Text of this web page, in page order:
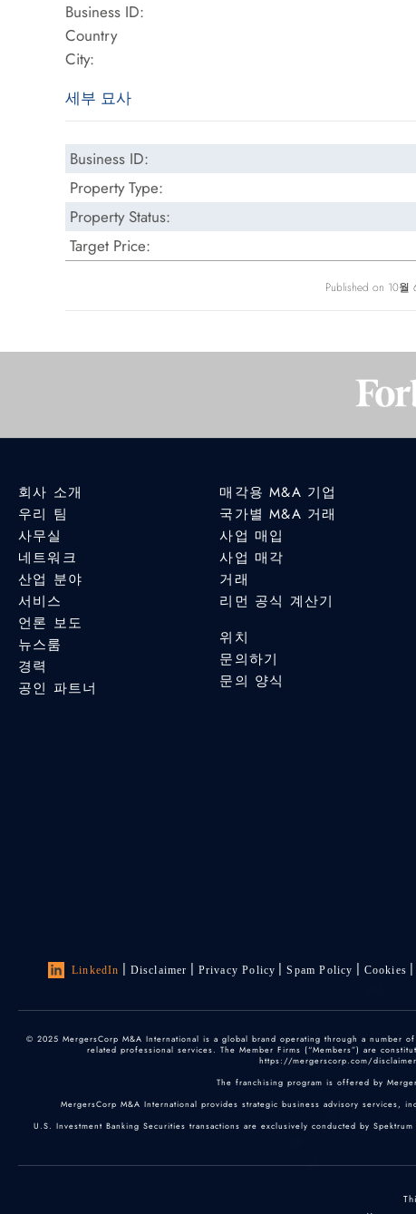
Business ID:
Country
City:
세부 묘사
Business ID:
Property Type:
Property Status:
Target Price:
Published on 10
회사 소개
우리 팀
사무실
네트워크
산업 분야
서비스
언론 보도
뉴스룸
경력
공인 파트너
매각용 M&A 기업
국가별 M&A 거래
사업 매입
사업 매각
거래
리먼 공식 계산기
위치
문의하기
문의 양식
LinkedIn Disclaimer Privacy Policy Spam Policy Cookies
© 2025 MergersCorp M&A International is a global brand operating through a number
related professional services. The Member Firms (“Members”) are
https://mergerscorp.com/
The franchising program is offered by
MergersCorp M&A International provides strategic business advisory
U.S. Investment Banking Securities transactions are exclusively conducted by